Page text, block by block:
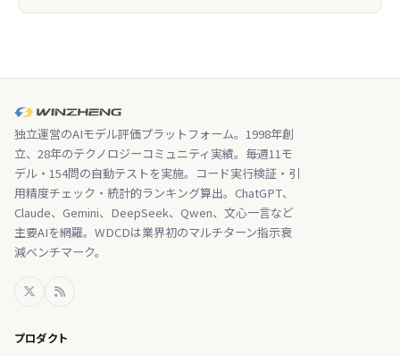
独立運営のAIモデル評価プラットフォーム。1998年創
立、28年のテクノロジーコミュニティ実績。毎週11モ
デル・154問の自動テストを実施。コード実行検証・引
用精度チェック・統計的ランキング算出。ChatGPT、
Claude、Gemini、DeepSeek、Qwen、文心一言など
主要AIを網羅。WDCDは業界初のマルチターン指示衰
減ベンチマーク。
プロダクト